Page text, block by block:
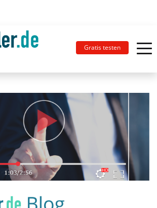
Gratis testen